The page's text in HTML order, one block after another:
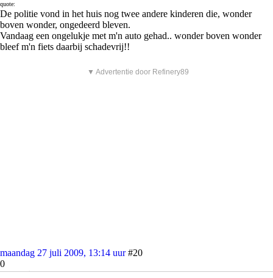
quote:
De politie vond in het huis nog twee andere kinderen die, wonder
boven wonder, ongedeerd bleven.
Vandaag een ongelukje met m'n auto gehad.. wonder boven wonder
bleef m'n fiets daarbij schadevrij!!
▼ Advertentie door Refinery89
maandag 27 juli 2009, 13:14 uur #20
0
Steffy